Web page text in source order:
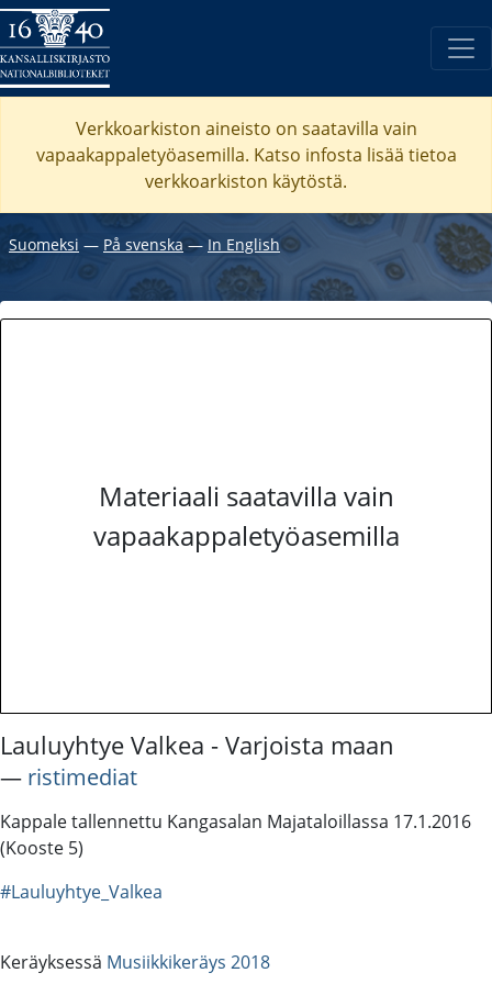
Verkkoarkiston aineisto on saatavilla vain
vapaakappaletyöasemilla. Katso infosta lisää tietoa
verkkoarkiston käytöstä.
Suomeksi ― På svenska ― In English
Materiaali saatavilla vain
vapaakappaletyöasemilla
Lauluyhtye Valkea - Varjoista maan
― ristimediat
Kappale tallennettu Kangasalan Majataloillassa 17.1.2016
(Kooste 5)
#Lauluyhtye_Valkea
Keräyksessä Musiikkikeräys 2018